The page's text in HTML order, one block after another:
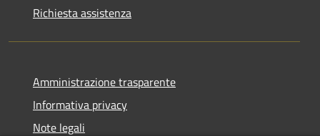
Richiesta assistenza
Amministrazione trasparente
Informativa privacy
Note legali